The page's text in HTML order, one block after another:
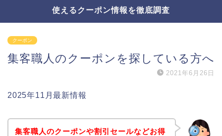
使えるクーポン情報を徹底調査
クーポン
集客職人のクーポンを探している方へ
2021年6月26日
2025年11月最新情報
集客職人のクーポンや割引セールなどお得